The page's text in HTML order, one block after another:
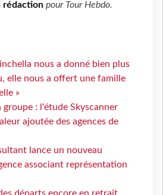
rédaction pour Tour Hebdo.
nous a donné bien plus
elle nous a offert une famille
»
groupe : l'étude Skyscanner
ajoutée des agences de
lance un nouveau
associant représentation